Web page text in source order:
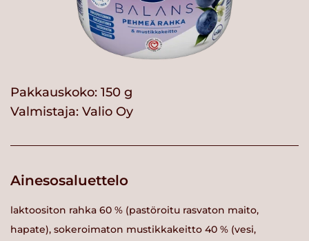
Pakkauskoko: 150 g
Valmistaja: Valio Oy
Ainesosaluettelo
laktoositon rahka 60 % (pastöroitu rasvaton maito,
hapate), sokeroimaton mustikkakeitto 40 % (vesi,